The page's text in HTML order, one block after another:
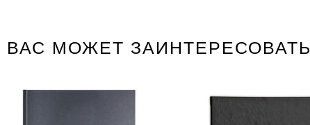
ВАС МОЖЕТ ЗАИНТЕРЕСОВАТЬ